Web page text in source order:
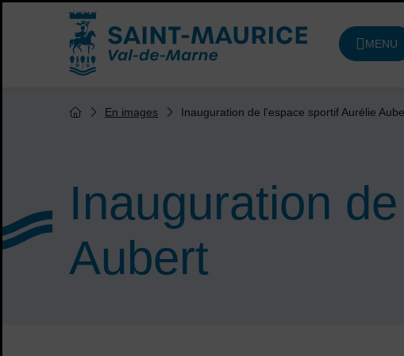
Accueil ville de Saint-Maurice
MENU
DE
Inauguration
Aubert
Vous êtes ici :
Page d'accueil du site
En images Inauguration de l'espace sportif Aurélie